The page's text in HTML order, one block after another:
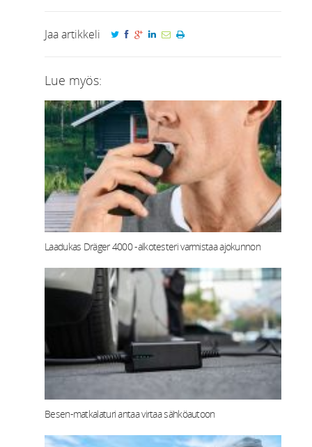
Jaa artikkeli
Lue myös:
Laadukas Dräger 4000 -alkotesteri varmistaa ajokunnon
Besen-matkalaturi antaa virtaa sähköautoon